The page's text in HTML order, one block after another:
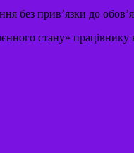
без прив’язки до
стану» працівнику